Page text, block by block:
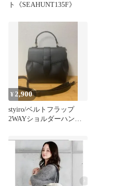
ト《SEAHUNT135F》
¥ 2,900
styiro/ベルトフラップ
2WAYショルダーハンド